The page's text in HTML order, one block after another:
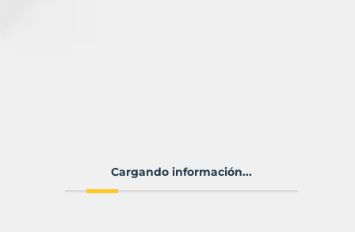
Cargando información...